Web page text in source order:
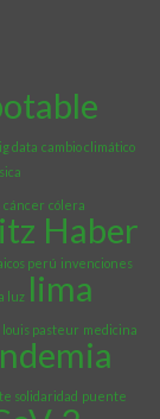
data cambio climático
cáncer cólera
Haber
perú invenciones
luz lima
louis pasteur medicina
solidaridad puente